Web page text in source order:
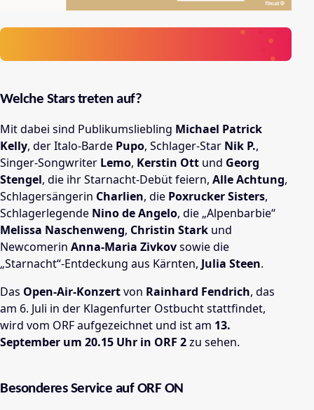
Welche Stars treten auf?
Mit dabei sind Publikumsliebling Michael Patrick
Kelly, der Italo-Barde Pupo, Schlager-Star Nik P.,
Singer-Songwriter Lemo, Kerstin Ott und Georg
Stengel, die ihr Starnacht-Debüt feiern, Alle Achtung,
Schlagersängerin Charlien, die Poxrucker Sisters,
Schlagerlegende Nino de Angelo, die „Alpenbarbie“
Melissa Naschenweng, Christin Stark und
Newcomerin Anna-Maria Zivkovsowie die
„Starnacht“-Entdeckung aus Kärnten, Julia Steen.
Das Open-Air-Konzertvon Rainhard Fendrich, das
am 6. Juli in der Klagenfurter Ostbucht stattfindet,
wird vom ORF aufgezeichnet und ist am 13.
September um 20.15 Uhr in ORF 2zu sehen.
Besonderes Service auf ORF ON